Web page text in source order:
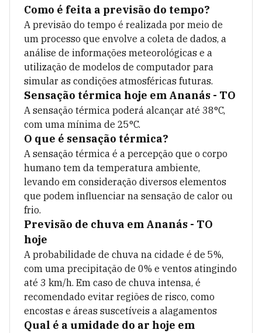
Como é feita a previsão do tempo?
A previsão do tempo é realizada por meio de
um processo que envolve a coleta de dados, a
análise de informações meteorológicas e a
utilização de modelos de computador para
simular as condições atmosféricas futuras.
Sensação térmica hoje em Ananás - TO
A sensação térmica poderá alcançar até 38°C,
com uma mínima de 25°C.
O que é sensação térmica?
A sensação térmica é a percepção que o corpo
humano tem da temperatura ambiente,
levando em consideração diversos elementos
que podem influenciar na sensação de calor ou
frio.
Previsão de chuva em Ananás - TO
hoje
A probabilidade de chuva na cidade é de 5%,
com uma precipitação de 0% e ventos atingindo
até 3 km/h. Em caso de chuva intensa, é
recomendado evitar regiões de risco, como
encostas e áreas suscetíveis a alagamentos
Qual é a umidade do ar hoje em